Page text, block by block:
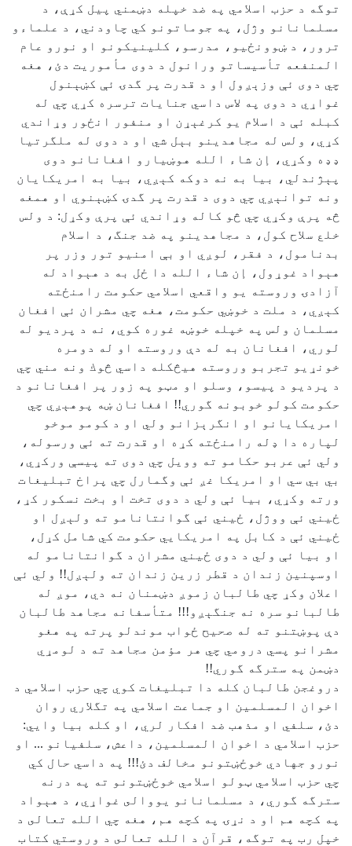
توگه د حزب اسلامي په ضد خپله دښمني پيل كړې، د
مسلمانانو وژل، په جوماتونو كي چاودني، د علماءو
ترور، د ښوونځيو، مدرسو، كلينيكونو او نورو عام
المنفعه تأسيساتو ورانول د دوى مأموريت دئ، هغه
چي دوى ئې وزېږول او د قدرت پر گدۍ ئې كښېنول
غواړي د دوى په لاس داسي جنايات ترسره كړي چي له
كبله ئې د اسلام يو كرغېړن او منفور انځور وړاندي
كړي، ولس له مجاهدينو بېل شي او د دوى له ملگرتيا
ډډه وكړي، إن شاء الله هوښيارو افغانانو دوى
پېژندلي، بيا به نه دوكه كېږي، بيا به امريكايان
ونه توانېږي چي دوى د قدرت پر گدۍ كښېنوي او همغه
څه پرې وكړي چي څو كاله وړاندي ئې پرې وكړل: د ولس
خلع سلاح كول، د مجاهدينو په ضد جنگ، د اسلام
بدنامول، د فقر، لوږي او بې امنيو تور وزر پر
هېواد غوړول، إن شاء الله دا ځل به د هېواد له
آزادۍ وروسته يو واقعي اسلامي حكومت رامنځته
كېږي، د ملت د خوښي حكومت، هغه چي مشران ئې افغان
مسلمان ولس په خپله خوښه غوره كوي، نه د پرديو له
لوري، افغانان به له دې وروسته او له دومره
خونړيو تجربو وروسته هيڅكله داسي څوك ونه مني چي
د پرديو د پيسو، وسلو او مټو په زور پر افغانانو د
حكومت كولو خوبونه گوري!! افغانان ښه پوهېږي چي
امريكايانو او انگرېزانو ولي او د كومو موخو
لپاره دا ډله رامنځته كړه او قدرت ته ئې ورسوله،
ولي ئې عربو حكامو ته وويل چي دوى ته پيسې وركړي،
بي بي سي او امريكا غږ ئې وگمارل چي پراخ تبليغات
ورته وكړي، بيا ئې ولي د دوى تخت او بخت نسكور كړ،
ځيني ئې ووژل، ځيني ئې گوانتانامو ته ولېږل او
ځيني ئې د كابل په امريكايي حكومت كي شامل كړل،
او بيا ئې ولي د دوى ځيني مشران د گوانتانامو له
اوسپنين زندان د قطر زرين زندان ته ولېږل!! ولي ئې
اعلان وكړ چي طالبان زموږ دښمنان نه دي، موږ له
طالبانو سره نه جنگېږو!!! متأسفانه مجاهد طالبان
دې پوښتنو ته له صحيح ځواب موندلو پرته په هغو
مشرانو پسي درومي چي هر مؤمن مجاهد ته د لومړي
دښمن په سترگه گوري!!
دروغجن طالبان كله دا تبليغات كوي چي حزب اسلامي د
اخوان المسلمين او جماعت اسلامي په تگلاري روان
دئ، سلفي او مذهب ضد افكار لري، او كله بيا وايي:
حزب اسلامي د اخوان المسلمين، داعش، سلفيانو ... او
نورو جهادي خوځښتونو مخالف دئ!!! په داسي حال كي
چي حزب اسلامي ټولو اسلامي خوځښتونو ته په درنه
سترگه گوري، د مسلمانانو يووالى غواړي، د هېواد
په كچه هم او د نړۍ په كچه هم، هغه چي الله تعالى د
خپل رب په توگه، قرآن د الله تعالى د وروستي كتاب